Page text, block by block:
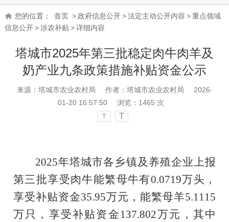
您的位置： 首页 >政府信息公开>法定主动公开内容 >重点领域
信息公开>涉农补贴>详细内容
塔城市2025年第三批稳定肉牛肉羊及
奶产业九条政策措施补贴资金公示
来源：塔城市农业农村局 作者：塔城市农业农村局
2026-
01-20 16:57:50
浏览： 1465 次
T T
2025年塔城市各乡镇及养殖企业上报
第三批享受肉牛能繁母牛有0.0719万头，
享受补贴资金35.95万元，能繁母羊5.1115
万只，享受补贴资金137.802万元，其中